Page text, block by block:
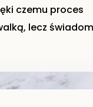
czemu proces
lecz